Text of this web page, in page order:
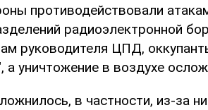
противодействовали
радиоэлектронной
руководителя ЦПД,
уничтожение в воздухе
в частности, из-за